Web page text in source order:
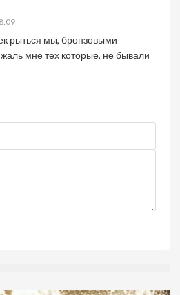
рыться мы, бронзовыми
мне тех которые, не бывали